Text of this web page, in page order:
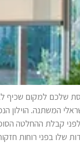
שלכם למקום שכיף
המשתנה. הוילון
קבלת ההחלטה
שלו בפני רוחות